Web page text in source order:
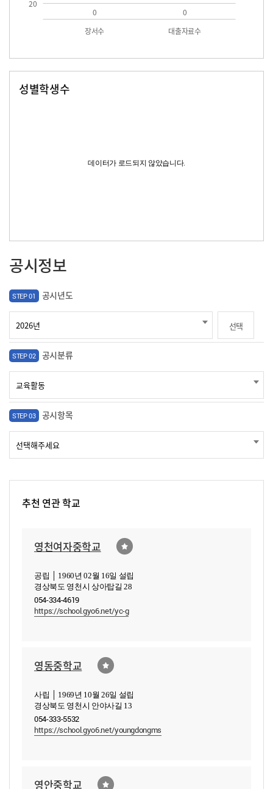
20
장서수 대출자료수
0 0
성별학생수
데이터가 로드되지 않았습니다.
공시정보
STEP 01 공시년도
선택
STEP 02 공시분류
STEP 03 공시항목
추천 연관 학교
영천여자중학교
공립 │ 1960년 02월 16일 설립
경상북도 영천시 상아탑길 28
054-334-4619
https://school.gyo6.net/yc-g
영동중학교
사립 │ 1969년 10월 26일 설립
경상북도 영천시 안야사길 13
054-333-5532
https://school.gyo6.net/youngdongms
영안중학교